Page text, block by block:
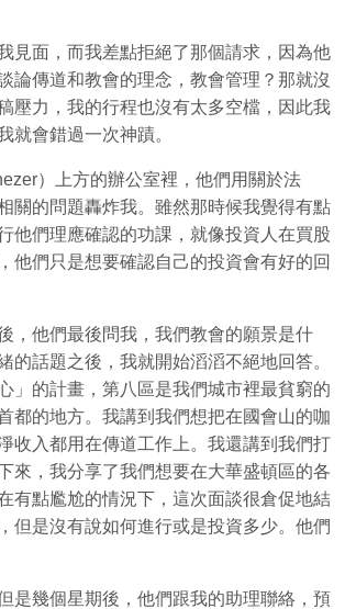
見面，而我差點拒絕了那個請求，因為他
論傳道和教會的理念，教會管理？那就沒
壓力，我的行程也沒有太多空檔，因此我
就會錯過一次神蹟。
）上方的辦公室裡，他們用關於法
關的問題轟炸我。雖然那時候我覺得有點
他們理應確認的功課，就像投資人在買股
他們只是想要確認自己的投資會有好的回
，他們最後問我，我們教會的願景是什
話題之後，我就開始滔滔不絕地回答。
」的計畫，第八區是我們城市裡最貧窮的
都的地方。我講到我們想把在國會山的咖
收入都用在傳道工作上。我還講到我們打
來，我分享了我們想要在大華盛頓區的各
有點尷尬的情況下，這次面談很倉促地結
但是沒有說如何進行或是投資多少。他們
是幾個星期後，他們跟我的助理聯絡，預